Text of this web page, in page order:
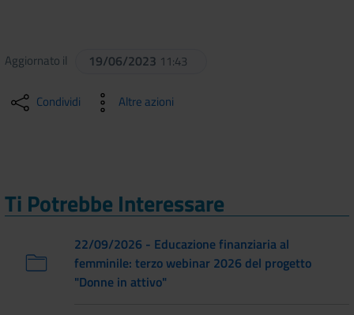
Aggiornato il 19/06/2023 11:43
Condividi Altre azioni
Ti Potrebbe Interessare
22/09/2026 - Educazione finanziaria al
femminile: terzo webinar 2026 del progetto
"Donne in attivo"